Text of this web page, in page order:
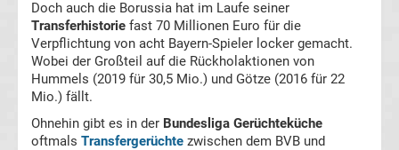
Köln
Transfergerüchte
Werder
Bremen
Doch auch die Borussia hat im Laufe seiner
Transferhistorie fast 70 Millionen Euro für die
Verpflichtung von acht Bayern-Spieler locker gemacht.
Wobei der Großteil auf die Rückholaktionen von
Hummels (2019 für 30,5 Mio.) und Götze (2016 für 22
Mio.) fällt.
Ohnehin gibt es in der Bundesliga Gerüchteküche
oftmals Transfergerüchte zwischen dem BVB und